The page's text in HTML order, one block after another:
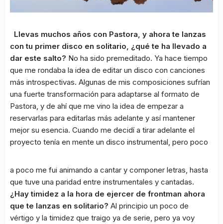
Llevas muchos años con Pastora, y ahora te lanzas
con tu primer disco en solitario, ¿qué te ha llevado a
dar este salto? No ha sido premeditado. Ya hace tiempo
que me rondaba la idea de editar un disco con canciones
más introspectivas. Algunas de mis composiciones sufrían
una fuerte transformación para adaptarse al formato de
Pastora, y de ahí que me vino la idea de empezar a
reservarlas para editarlas más adelante y así mantener
mejor su esencia. Cuando me decidí a tirar adelante el
proyecto tenía en mente un disco instrumental, pero poco
a poco me fui animando a cantar y componer letras, hasta
que tuve una paridad entre instrumentales y cantadas.
¿Hay timidez a la hora de ejercer de frontman ahora
que te lanzas en solitario? Al principio un poco de
vértigo y la timidez que traigo ya de serie, pero ya voy